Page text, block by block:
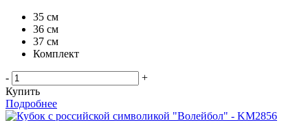
35 см
36 см
37 см
Комплект
-
+
Купить
Подробнее